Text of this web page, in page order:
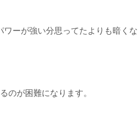
ーが強い分思ってたよりも暗くな
のが困難になります。